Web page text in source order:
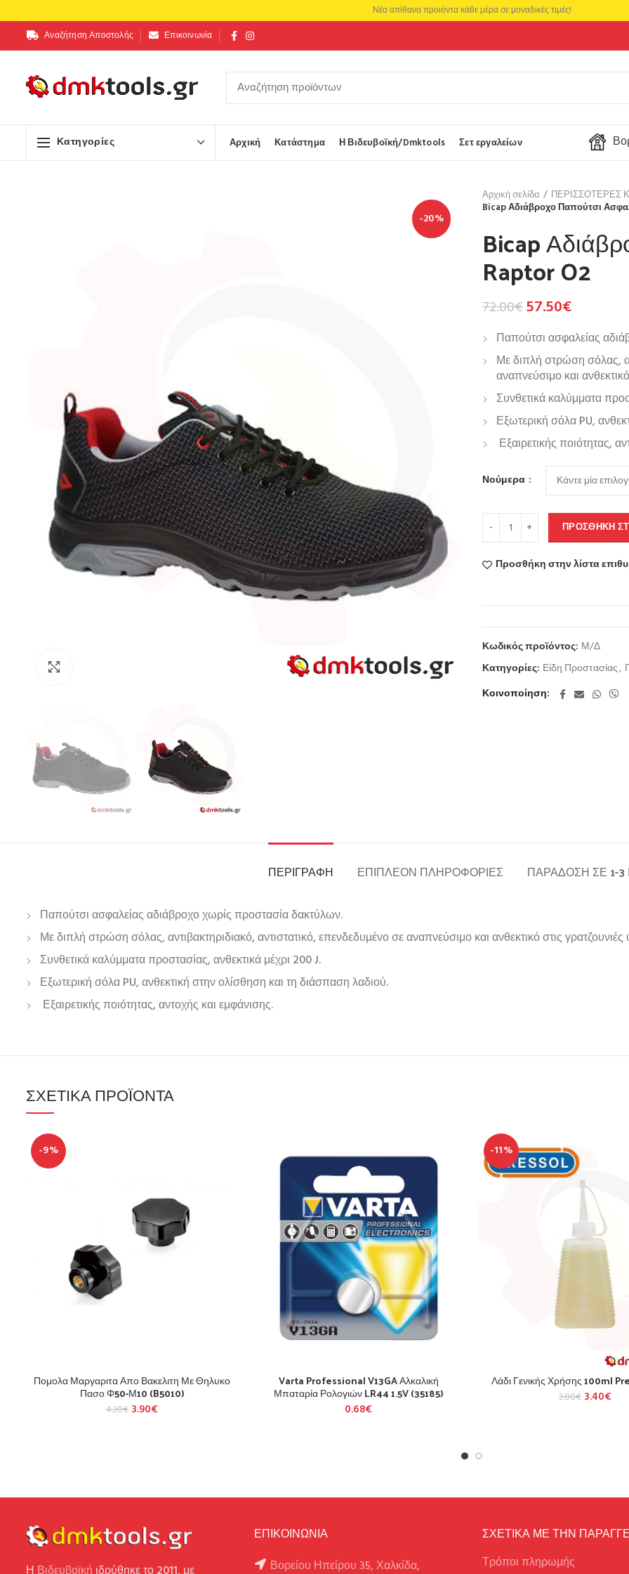
Αναζήτηση Αποστολής Επικοινωνία
Κατηγορίες Αρχική Κατάστημα Η Βιδευβοϊκή/Dmktools Σετ εργαλείων
-20%
Αρχική σελίδα
ΠΕΡΙΣΣΟΤΕΡΕΣ
Bicap Αδιάβροχο Παπούτσι
Bicap
Raptor O2
72.00€57.50€
Παπούτσι ασφαλείας
Με διπλή στρώση σόλας,
αναπνεύσιμο και
Συνθετικά καλύμματα
Εξωτερική σόλα PU,
Εξαιρετικής ποιότητας,
Νούμερα
ΠΡΟΣΘΉΚΗ
Προσθήκη στην λίστα
Κωδικός προϊόντος: Μ/Δ
Κατηγορίες: Είδη Προστασίας,
Κοινοποίηση
ΠΕΡΙΓΡΑΦΉ ΕΠΙΠΛΈΟΝ ΠΛΗΡΟΦΟΡΊΕΣ ΠΑΡΆΔΟΣΗ ΣΕ 1-
Παπούτσι ασφαλείας αδιάβροχο χωρίς προστασία δακτύλων.
Με διπλή στρώση σόλας, αντιβακτηριδιακό, αντιστατικό, επενδεδυμένο σε αναπνεύσιμο και ανθεκτικό στις
Συνθετικά καλύμματα προστασίας, ανθεκτικά μέχρι 200 J.
Εξωτερική σόλα PU, ανθεκτική στην ολίσθηση και τη διάσπαση λαδιού.
Εξαιρετικής ποιότητας, αντοχής και εμφάνισης.
ΣΧΕΤΙΚΆ ΠΡΟΪΌΝΤΑ
-9%
Πομολα Μαργαριτα Απο Βακελιτη Με Θηλυκο
Πασο Φ50-Μ10 (B5010)
4.30€ 3.90€
Varta Professional V13GA Αλκαλική
Μπαταρία Ρολογιών LR44 1.5V (35185)
0.68€
-11%
Λάδι Γενικής Χρήσης 100ml
3.80€ 3.40€
ΕΠΙΚΟΙΝΩΝΙΑ
Βορείου Ηπείρου 35, Χαλκίδα,
ΣΧΕΤΙΚΑ ΜΕ ΤΗΝ
Τρόποι πληρωμής
Νέα απίθανα προιόντα κάθε μέρα σε μοναδικές τιμές!